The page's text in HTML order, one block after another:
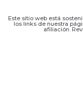
Este sitio web está
los links de nuestra
afiliación.